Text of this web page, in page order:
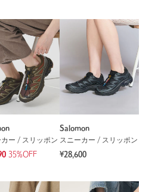
カー / スリッポン
35%OFF
Salomon
スニーカー / スリッポン
¥28,600